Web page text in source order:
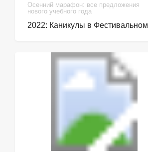
Осенний марафон: все предложения
нового учебного года
2022: Каникулы в Фестивальном